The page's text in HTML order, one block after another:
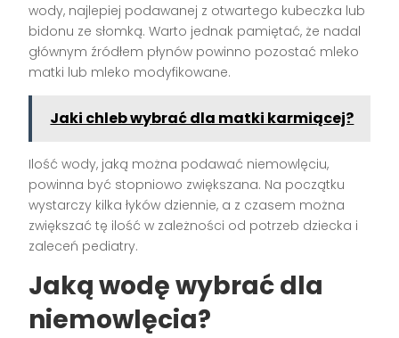
wody, najlepiej podawanej z otwartego kubeczka lub
bidonu ze słomką. Warto jednak pamiętać, że nadal
głównym źródłem płynów powinno pozostać mleko
matki lub mleko modyfikowane.
Jaki chleb wybrać dla matki karmiącej?
Ilość wody, jaką można podawać niemowlęciu,
powinna być stopniowo zwiększana. Na początku
wystarczy kilka łyków dziennie, a z czasem można
zwiększać tę ilość w zależności od potrzeb dziecka i
zaleceń pediatry.
Jaką wodę wybrać dla
niemowlęcia?